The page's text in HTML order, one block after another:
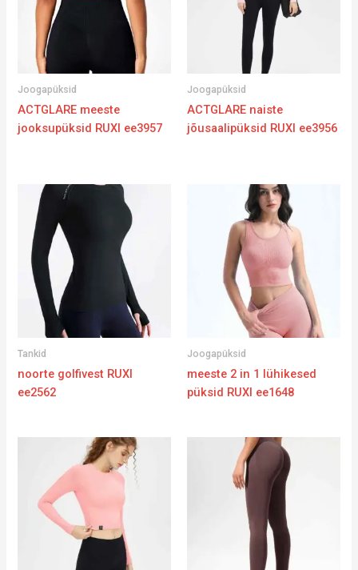
Joogapüksid
ACTGLARE meeste
jooksupüksid RUXI ee3957
Joogapüksid
ACTGLARE naiste
jõusaalipüksid RUXI ee3956
Tankid
noorte golfivest RUXI
ee2562
Joogapüksid
meeste 2 in 1 lühikesed
püksid RUXI ee1648